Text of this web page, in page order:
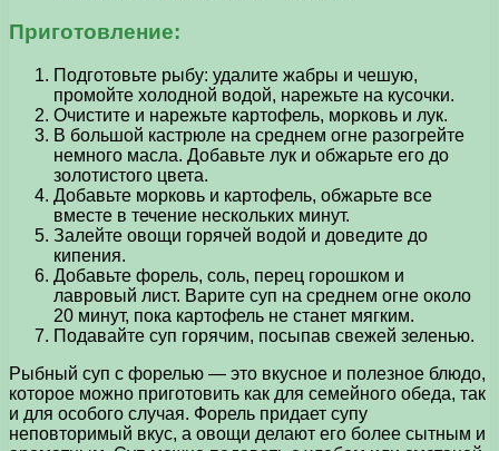
Приготовление:
Подготовьте рыбу: удалите жабры и чешую,
промойте холодной водой, нарежьте на кусочки.
Очистите и нарежьте картофель, морковь и лук.
В большой кастрюле на среднем огне разогрейте
немного масла. Добавьте лук и обжарьте его до
золотистого цвета.
Добавьте морковь и картофель, обжарьте все
вместе в течение нескольких минут.
Залейте овощи горячей водой и доведите до
кипения.
Добавьте форель, соль, перец горошком и
лавровый лист. Варите суп на среднем огне около
20 минут, пока картофель не станет мягким.
Подавайте суп горячим, посыпав свежей зеленью.
Рыбный суп с форелью — это вкусное и полезное блюдо,
которое можно приготовить как для семейного обеда, так
и для особого случая. Форель придает супу
неповторимый вкус, а овощи делают его более сытным и